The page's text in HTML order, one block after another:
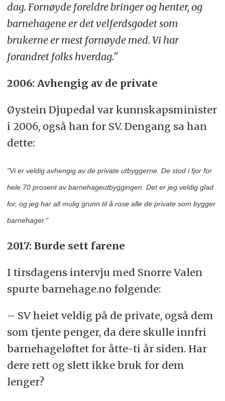
dag. Fornøyde foreldre bringer og henter, og
barnehagene er det velferdsgodet som
brukerne er mest fornøyde med. Vi har
forandret folks hverdag."
2006: Avhengig av de private
Øystein Djupedal var kunnskapsminister
i 2006, også han for SV. Dengang sa han
dette:
"Vi er veldig avhengig av de private utbyggerne. De stod i fjor for
hele 70 prosent av barnehageutbyggingen. Det er jeg veldig glad
for, og jeg har all mulig grunn til å rose alle de private som bygger
barnehager."
2017: Burde sett farene
I tirsdagens intervju med Snorre Valen
spurte barnehage.no følgende:
– SV heiet veldig på de private, også dem
som tjente penger, da dere skulle innfri
barnehageløftet for åtte-ti år siden. Har
dere rett og slett ikke bruk for dem
lenger?